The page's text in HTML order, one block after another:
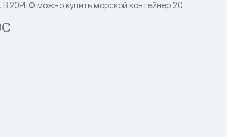
В 20РЕФ можно купить морской контейнер 20